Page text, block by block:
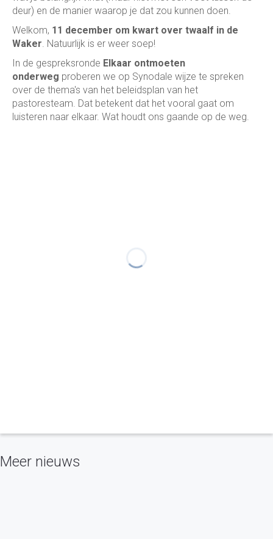
deur) en de manier waarop je dat zou kunnen doen.
Welkom, 11 december om kwart over twaalf in de
Waker. Natuurlijk is er weer soep!
In de gespreksronde Elkaar ontmoeten
onderweg proberen we op Synodale wijze te spreken
over de thema's van het beleidsplan van het
pastoresteam. Dat betekent dat het vooral gaat om
luisteren naar elkaar. Wat houdt ons gaande op de weg.
Meer nieuws